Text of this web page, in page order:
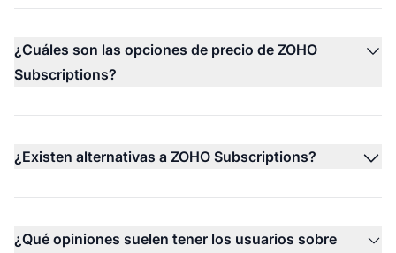
¿Cuáles son las opciones de precio de ZOHO
Subscriptions?
¿Existen alternativas a ZOHO Subscriptions?
¿Qué opiniones suelen tener los usuarios sobre